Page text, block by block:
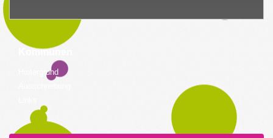
Kommunen
Hintergrund